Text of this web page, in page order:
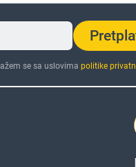
se sa uslovima politike